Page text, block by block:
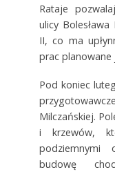
Rataje
ulicy
II, co ma
prac planowane
Pod koniec
Milczańskiej.
i krzewów,
podziemnymi
budowę